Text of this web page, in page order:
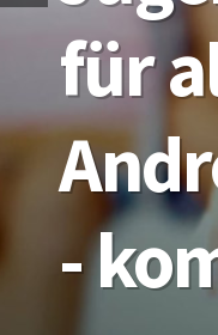
-
für